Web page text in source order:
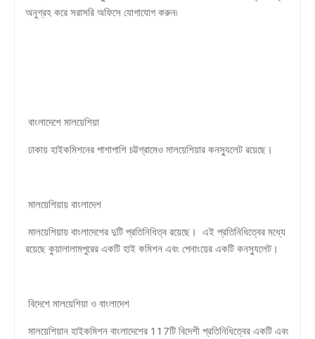
অনুগ্রহ করে সরাসরি অফিসে যোগাযোগ করুন৷
বাংলাদেশে মালয়েশিয়া
ঢাকায় হাইকমিশনের পাশাপাশি চট্টগ্রামেও মালয়েশিয়ার কনস্যুলেট রয়েছে।
মালয়েশিয়ায় বাংলাদেশ
মালয়েশিয়ায় বাংলাদেশের দুটি প্রতিনিধিত্ব রয়েছে। এই প্রতিনিধিত্বের মধ্যে
রয়েছে কুয়ালালামপুরের একটি হাই কমিশন এবং পেনাংয়ের একটি কনস্যুলেট।
বিদেশে মালয়েশিয়া ও বাংলাদেশ
মালয়েশিয়ান হাইকমিশন বাংলাদেশের 117টি বিদেশী প্রতিনিধিত্বের একটি এবং